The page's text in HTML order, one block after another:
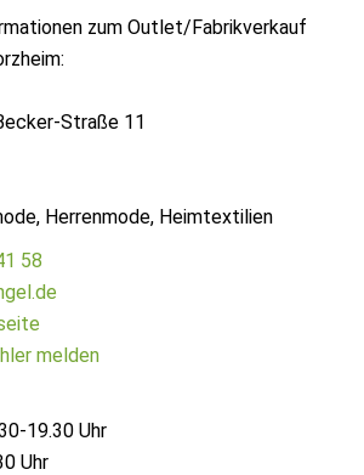
zum Outlet/Fabrikverkauf
Straße 11
Herrenmode, Heimtextilien
58
melden
19.30 Uhr
Uhr